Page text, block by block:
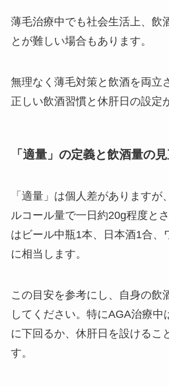
薄毛治療中でも社会生活上、飲
とが難しい場合もあります。
無理なく薄毛対策と飲酒を両立
正しい飲酒習慣と休肝日の設定
「適量」の定義と飲酒量の
「適量」は個人差がありますが
ルコール量で一日約20g程度と
はビール中瓶1本、日本酒1合、
に相当します。
この目安を参考にし、自身の飲
してください。特にAGA治療中
に下回るか、休肝日を設けるこ
す。